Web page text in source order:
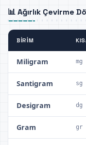
📊 Ağırlık Çevirme
BIRIM
Miligram mg
Santigram sg
Desigram dg
Gram gr